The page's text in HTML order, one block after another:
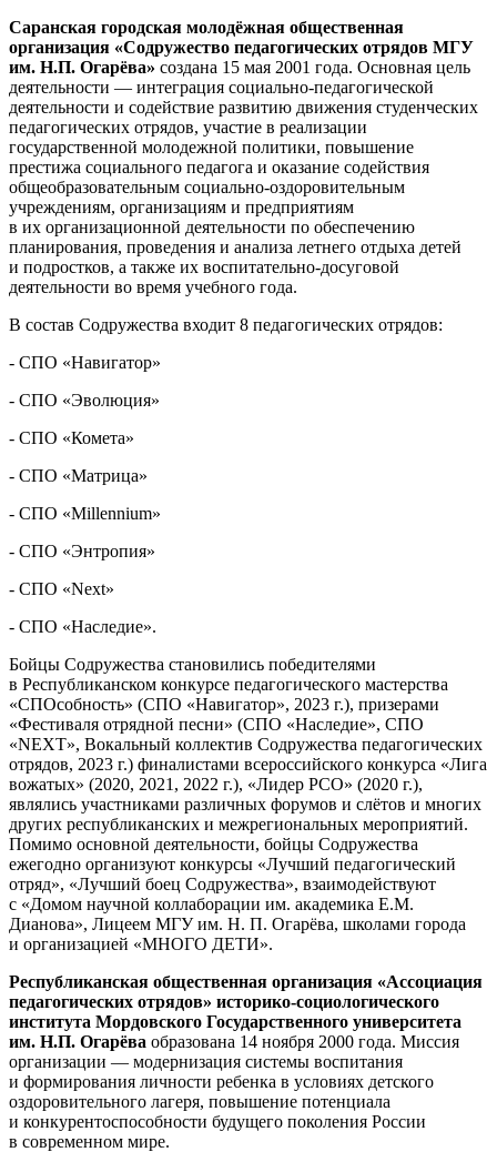
Саранская городская молодёжная общественная
организация «Содружество педагогических отрядов МГУ
им. Н.П. Огарёва» создана 15 мая 2001 года. Основная цель
деятельности — интеграция социально-педагогической
деятельности и содействие развитию движения студенческих
педагогических отрядов, участие в реализации
государственной молодежной политики, повышение
престижа социального педагога и оказание содействия
общеобразовательным социально-оздоровительным
учреждениям, организациям и предприятиям
в их организационной деятельности по обеспечению
планирования, проведения и анализа летнего отдыха детей
и подростков, а также их воспитательно-досуговой
деятельности во время учебного года.
В состав Содружества входит 8 педагогических отрядов:
- СПО «Навигатор»
- СПО «Эволюция»
- СПО «Комета»
- СПО «Матрица»
- СПО «Millennium»
- СПО «Энтропия»
- СПО «Next»
- СПО «Наследие».
Бойцы Содружества становились победителями
в Республиканском конкурсе педагогического мастерства
«СПОсобность» (СПО «Навигатор», 2023 г.), призерами
«Фестиваля отрядной песни» (СПО «Наследие», СПО
«NEXT», Вокальный коллектив Содружества педагогических
отрядов, 2023 г.) финалистами всероссийского конкурса «Лига
вожатых» (2020, 2021, 2022 г.), «Лидер РСО» (2020 г.),
являлись участниками различных форумов и слётов и многих
других республиканских и межрегиональных мероприятий.
Помимо основной деятельности, бойцы Содружества
ежегодно организуют конкурсы «Лучший педагогический
отряд», «Лучший боец Содружества», взаимодействуют
с «Домом научной коллаборации им. академика Е.М.
Дианова», Лицеем МГУ им. Н. П. Огарёва, школами города
и организацией «МНОГО ДЕТИ».
Республиканская общественная организация «Ассоциация
педагогических отрядов» историко-социологического
института Мордовского Государственного университета
им. Н.П. Огарёва образована 14 ноября 2000 года. Миссия
организации — модернизация системы воспитания
и формирования личности ребенка в условиях детского
оздоровительного лагеря, повышение потенциала
и конкурентоспособности будущего поколения России
в современном мире.